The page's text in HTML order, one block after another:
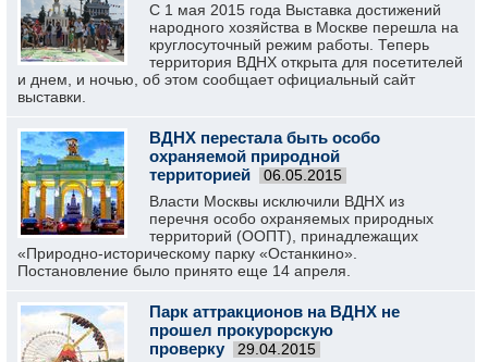
С 1 мая 2015 года Выставка достижений
народного хозяйства в Москве перешла на
круглосуточный режим работы. Теперь
территория ВДНХ открыта для посетителей
и днем, и ночью, об этом сообщает официальный сайт
выставки.
ВДНХ перестала быть особо
охраняемой природной
территорией
06.05.2015
Власти Москвы исключили ВДНХ из
перечня особо охраняемых природных
территорий (ООПТ), принадлежащих
«Природно-историческому парку «Останкино».
Постановление было принято еще 14 апреля.
Парк аттракционов на ВДНХ не
прошел прокурорскую
проверку
29.04.2015